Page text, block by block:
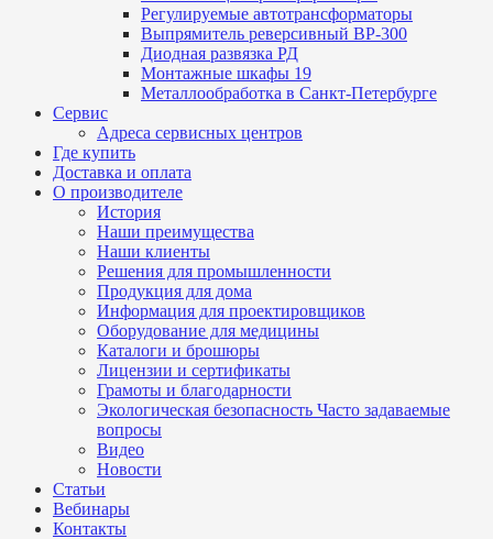
Регулируемые автотрансформаторы
Выпрямитель реверсивный ВР-300
Диодная развязка РД
Монтажные шкафы 19
Металлообработка в Санкт-Петербурге
Сервис
Адреса сервисных центров
Где купить
Доставка и оплата
О производителе
История
Наши преимущества
Наши клиенты
Решения для промышленности
Продукция для дома
Информация для проектировщиков
Оборудование для медицины
Каталоги и брошюры
Лицензии и сертификаты
Грамоты и благодарности
Экологическая безопасность Часто задаваемые
вопросы
Видео
Новости
Статьи
Вебинары
Контакты